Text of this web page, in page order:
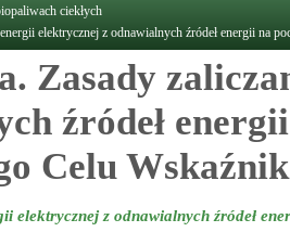
ciekłych
elektrycznej z odnawialnych źródeł energii na
Zasady
źródeł
Celu
elektrycznej z odnawialnych źródeł